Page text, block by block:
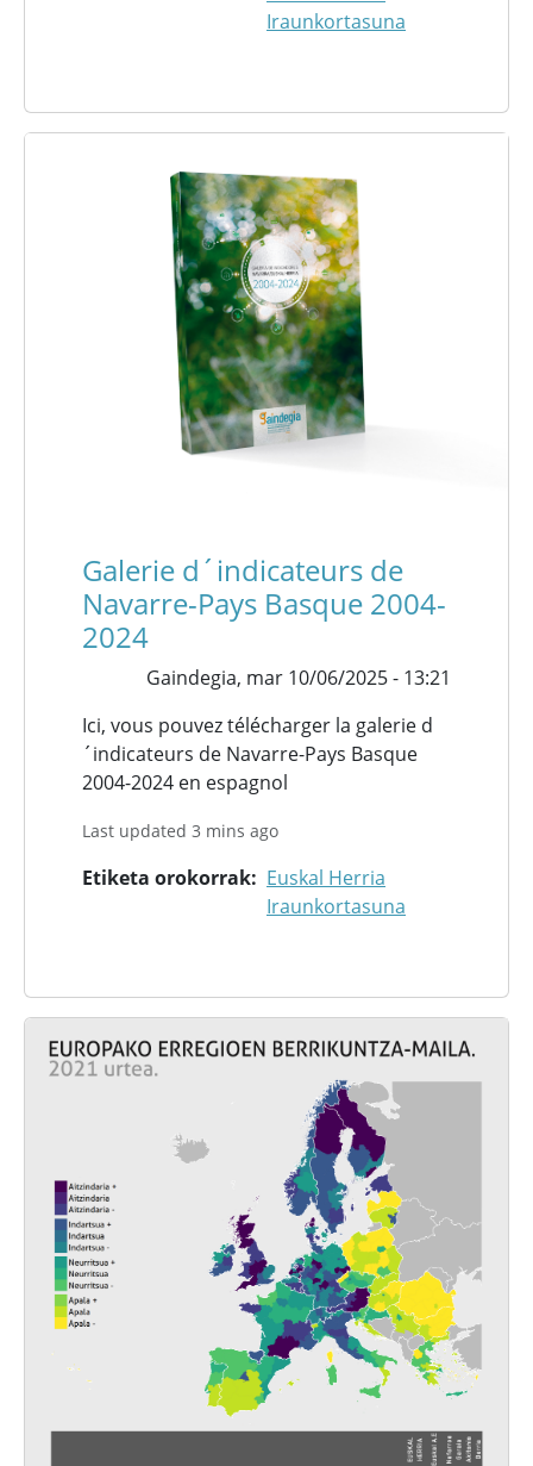
Iraunkortasuna
Galerie d´indicateurs de
Navarre-Pays Basque 2004-
2024
Gaindegia, mar 10/06/2025 - 13:21
Ici, vous pouvez télécharger la galerie d
´indicateurs de Navarre-Pays Basque
2004-2024 en espagnol
Last updated 3 mins ago
Etiketa orokorrak
Euskal Herria
Iraunkortasuna